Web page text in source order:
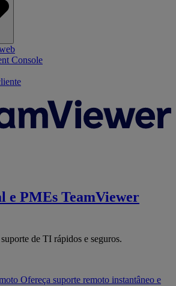
Console
e PMEs TeamViewer
de TI rápidos e seguros.
Ofereça suporte remoto instantâneo e